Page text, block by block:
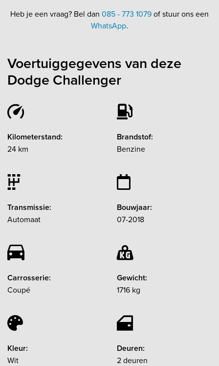
Heb je een vraag? Bel dan 085 - 773 1079of stuur ons een
WhatsApp.
Voertuiggegevens van deze
Dodge Challenger
Kilometerstand:
24 km
Brandstof:
Benzine
Transmissie:
Automaat
Bouwjaar:
07-2018
Carrosserie:
Coupé
Gewicht:
1716 kg
Kleur:
Wit
Deuren:
2 deuren